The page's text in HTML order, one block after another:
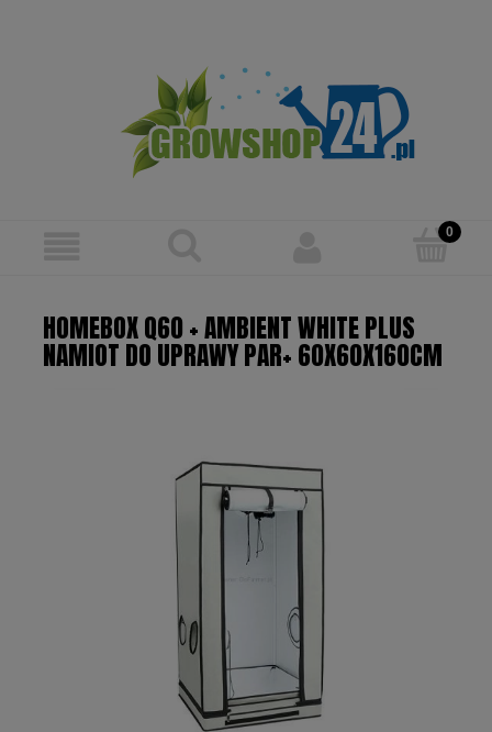
HOMEBOX Q60 + AMBIENT WHITE PLUS
NAMIOT DO UPRAWY PAR+ 60X60X160CM